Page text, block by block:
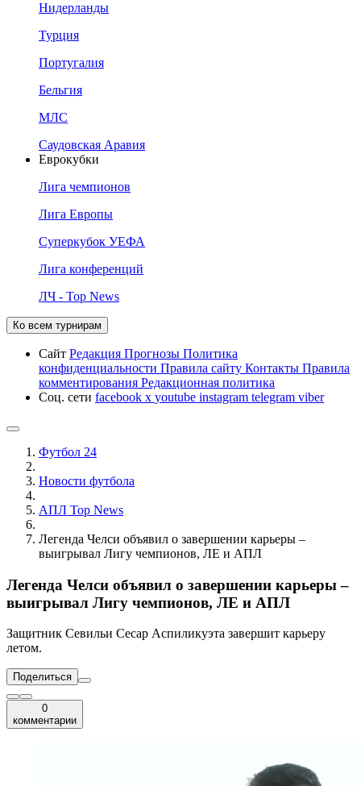
Нидерланды
Турция
Португалия
Бельгия
МЛС
Саудовская Аравия
Еврокубки
Лига чемпионов
Лига Европы
Суперкубок УЕФА
Лига конференций
ЛЧ - Top News
Ко всем турнирам
Сайт Редакция Прогнозы Политика
конфиденциальности Правила сайту Контакты Правила
комментирования Редакционная политика
Соц. сети facebook x youtube instagram telegram viber
Футбол 24
Новости футбола
АПЛ Top News
Легенда Челси объявил о завершении карьеры –
выигрывал Лигу чемпионов, ЛЕ и АПЛ
Легенда Челси объявил о завершении карьеры –
выигрывал Лигу чемпионов, ЛЕ и АПЛ
Защитник Севильи Сесар Аспиликуэта завершит карьеру
летом.
Поделиться
0
комментарии